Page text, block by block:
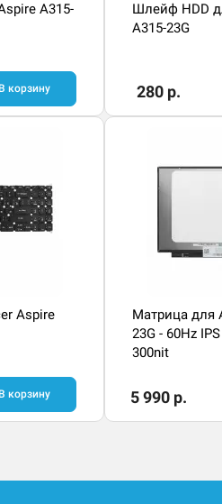
A315-
В корзину
Шлейф HDD
A315-23G
280 р.
Aspire
В корзину
Матрица для
23G - 60Hz
300nit
5 990 р.